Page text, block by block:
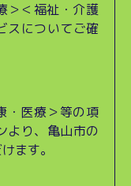
＞＜福祉・介護
スについてご確
・医療＞等の項
より、亀山市の
ます。